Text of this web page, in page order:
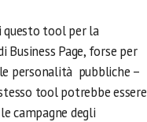
tool per la
Page, forse per
personalità pubbliche –
tool potrebbe essere
campagne degli